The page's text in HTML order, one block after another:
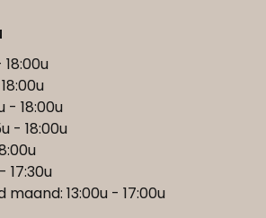
- 18:00u
- 18:00u
17:30u
13:00u - 17:00u